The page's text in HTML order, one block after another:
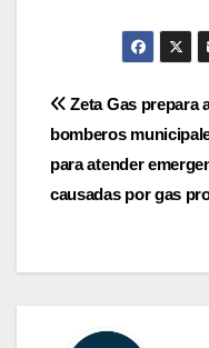
de
entradas
Zeta Gas prepara
bomberos
para atender
causadas por gas